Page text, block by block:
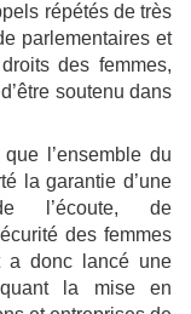
répétés de très
parlementaires et
des femmes,
soutenu dans
l’ensemble du
la garantie d’une
l’écoute, de
des femmes
a donc lancé une
la mise en